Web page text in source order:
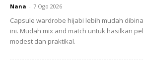
Nana - 7 Ogo 2026
Capsule wardrobe hijabi lebih mudah
ini. Mudah mix and match untuk hasilkan
modest dan praktikal.